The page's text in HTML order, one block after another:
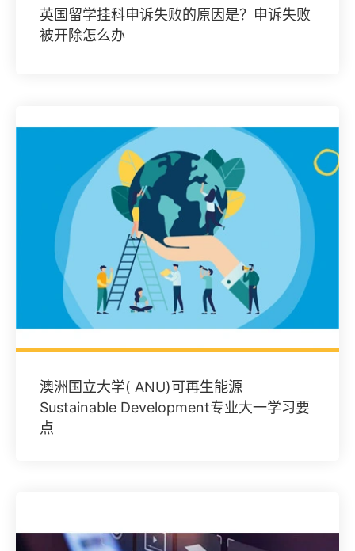
英国留学挂科申诉失败的原因是？申诉失败
被开除怎么办
澳洲国立大学( ANU)可再生能源
Sustainable Development专业大一学习要
点